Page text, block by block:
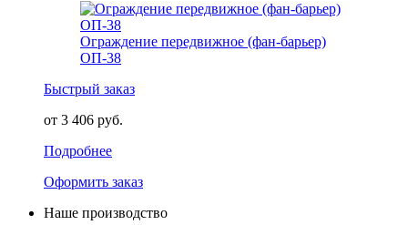
Ограждение передвижное (фан-барьер)
ОП-38
Быстрый заказ
от 3 406 руб.
Подробнее
Оформить заказ
Наше производство